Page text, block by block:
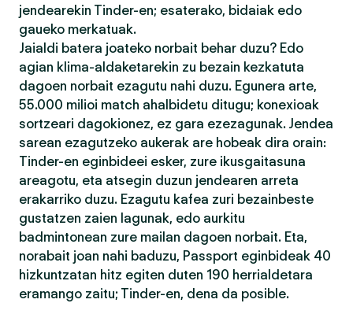
jendearekin Tinder-en; esaterako, bidaiak edo
gaueko merkatuak.
Jaialdi batera joateko norbait behar duzu? Edo
agian klima-aldaketarekin zu bezain kezkatuta
dagoen norbait ezagutu nahi duzu. Egunera arte,
55.000 milioi match ahalbidetu ditugu; konexioak
sortzeari dagokionez, ez gara ezezagunak. Jendea
sarean ezagutzeko aukerak are hobeak dira orain:
Tinder-en eginbideei esker, zure ikusgaitasuna
areagotu, eta atsegin duzun jendearen arreta
erakarriko duzu. Ezagutu kafea zuri bezainbeste
gustatzen zaien lagunak, edo aurkitu
badmintonean zure mailan dagoen norbait. Eta,
norabait joan nahi baduzu, Passport eginbideak 40
hizkuntzatan hitz egiten duten 190 herrialdetara
eramango zaitu; Tinder-en, dena da posible.